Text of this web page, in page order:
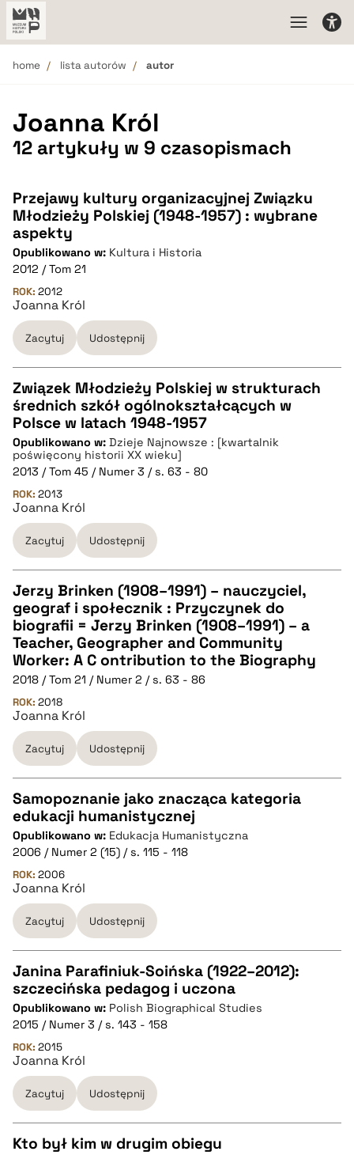
home lista autorów autor
Joanna Król
12 artykuły w 9 czasopismach
Przejawy kultury organizacyjnej Związku
Młodzieży Polskiej (1948-1957) : wybrane
aspekty
Opublikowano w: Kultura i Historia
2012 / Tom 21
ROK: 2012
Joanna Król
Zacytuj Udostępnij
CZYSTY TEKST
pobierz cytat
BIBTEX
pobierz cytat
Związek Młodzieży Polskiej w strukturach
średnich szkół ogólnokształcących w
Polsce w latach 1948-1957
Opublikowano w: Dzieje Najnowsze : [kwartalnik
poświęcony historii XX wieku]
2013 / Tom 45 / Numer 3 / s. 63 - 80
ROK: 2013
Joanna Król
Zacytuj Udostępnij
CZYSTY TEKST
pobierz cytat
BIBTEX
pobierz cytat
Jerzy Brinken (1908–1991) – nauczyciel,
geograf i społecznik : Przyczynek do
biografii = Jerzy Brinken (1908–1991) – a
Teacher, Geographer and Community
Worker: A C ontribution to the Biography
2018 / Tom 21 / Numer 2 / s. 63 - 86
ROK: 2018
Joanna Król
Zacytuj Udostępnij
CZYSTY TEKST
pobierz cytat
BIBTEX
pobierz cytat
Samopoznanie jako znacząca kategoria
edukacji humanistycznej
Opublikowano w: Edukacja Humanistyczna
2006 / Numer 2 (15) / s. 115 - 118
ROK: 2006
Joanna Król
Zacytuj Udostępnij
CZYSTY TEKST
pobierz cytat
BIBTEX
pobierz cytat
Janina Parafiniuk-Soińska (1922–2012):
szczecińska pedagog i uczona
Opublikowano w: Polish Biographical Studies
2015 / Numer 3 / s. 143 - 158
ROK: 2015
Joanna Król
Zacytuj Udostępnij
Kto był kim w drugim obiegu